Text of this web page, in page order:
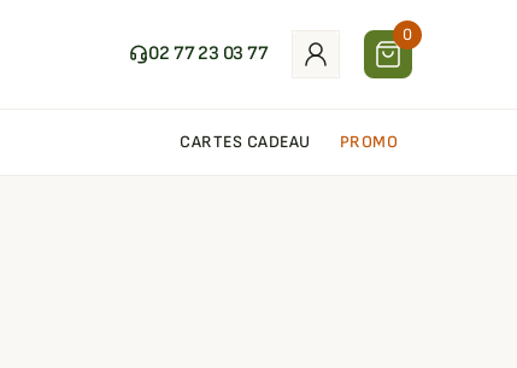
02 77 23 03 77
0
CARTES CADEAU PROMO